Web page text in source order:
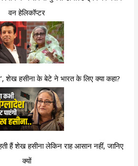
वन हेलिकॉप्टर
शेख हसीना के बेटे ने भारत के लिए क्या कहा?
हैं शेख हसीना लेकिन राह आसान नहीं, जानिए
क्यों